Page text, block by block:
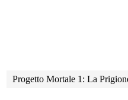
Progetto Mortale 1: La